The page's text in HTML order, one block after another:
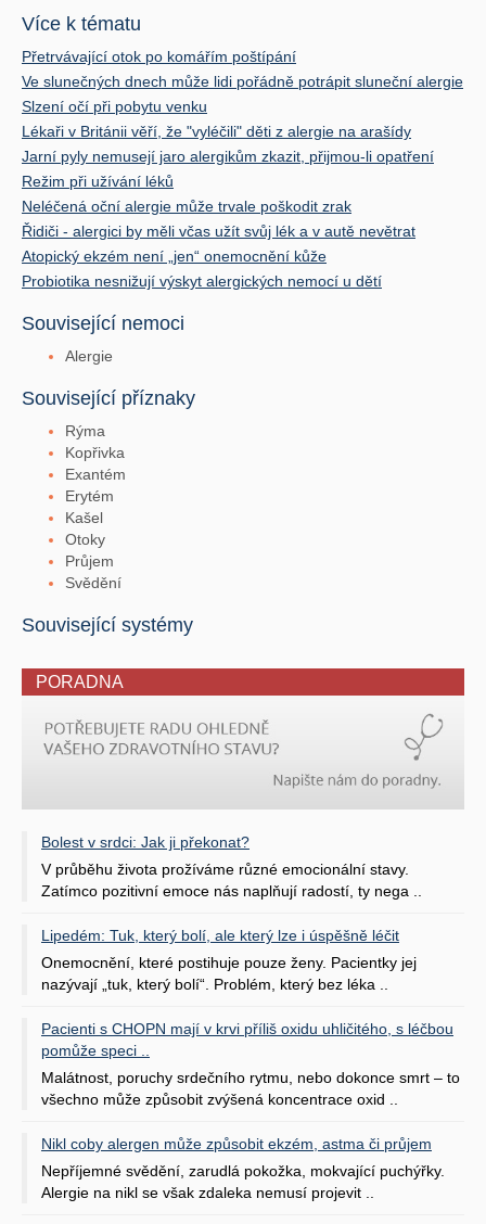
Více k tématu
Přetrvávající otok po komářím poštípání
Ve slunečných dnech může lidi pořádně potrápit sluneční alergie
Slzení očí při pobytu venku
Lékaři v Británii věří, že "vyléčili" děti z alergie na arašídy
Jarní pyly nemusejí jaro alergikům zkazit, přijmou-li opatření
Režim při užívání léků
Neléčená oční alergie může trvale poškodit zrak
Řidiči - alergici by měli včas užít svůj lék a v autě nevětrat
Atopický ekzém není „jen“ onemocnění kůže
Probiotika nesnižují výskyt alergických nemocí u dětí
Související nemoci
Alergie
Související příznaky
Rýma
Kopřivka
Exantém
Erytém
Kašel
Otoky
Průjem
Svědění
Související systémy
PORADNA
Bolest v srdci: Jak ji překonat?
V průběhu života prožíváme různé emocionální stavy.
Zatímco pozitivní emoce nás naplňují radostí, ty nega ..
Lipedém: Tuk, který bolí, ale který lze i úspěšně léčit
Onemocnění, které postihuje pouze ženy. Pacientky jej
nazývají „tuk, který bolí“. Problém, který bez léka ..
Pacienti s CHOPN mají v krvi příliš oxidu uhličitého, s léčbou
pomůže speci ..
Malátnost, poruchy srdečního rytmu, nebo dokonce smrt – to
všechno může způsobit zvýšená koncentrace oxid ..
Nikl coby alergen může způsobit ekzém, astma či průjem
Nepříjemné svědění, zarudlá pokožka, mokvající puchýřky.
Alergie na nikl se však zdaleka nemusí projevit ..